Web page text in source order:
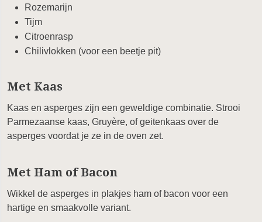
Rozemarijn
Tijm
Citroenrasp
Chilivlokken (voor een beetje pit)
Met Kaas
Kaas en asperges zijn een geweldige combinatie. Strooi
Parmezaanse kaas, Gruyère, of geitenkaas over de
asperges voordat je ze in de oven zet.
Met Ham of Bacon
Wikkel de asperges in plakjes ham of bacon voor een
hartige en smaakvolle variant.